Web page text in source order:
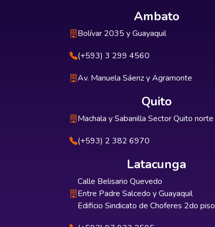
Ambato
Bolívar 2035 y Guayaquil
(+593) 3 299 4560
Av. Manuela Sáenz y Agramonte
Quito
Machala y Sabanilla Sector Quito norte
(+593) 2 382 6970
Latacunga
Calle Belisario Quevedo
Entre Padre Salcedo y Guayaquil
Edificio Sindicato de Choferes 2do piso